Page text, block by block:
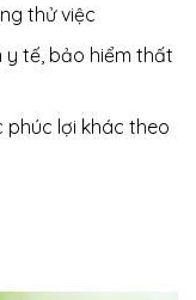
thử việc
y tế, bảo hiểm thất
phúc lợi khác theo